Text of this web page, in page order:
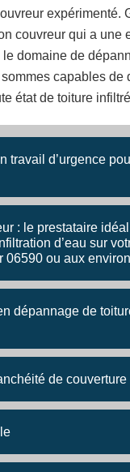
expérimenté.
couvreur qui a une
domaine de
capables de
état de toiture
travail d’urgence
: le prestataire
d’eau sur
06590 ou aux
dépannage de
de couverture